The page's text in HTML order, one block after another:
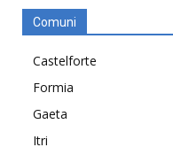
Comuni
Castelforte
Formia
Gaeta
Itri